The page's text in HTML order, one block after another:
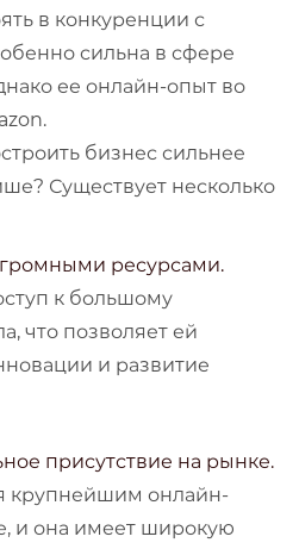
в конкуренции с
сильна в сфере
ее онлайн-опыт во
бизнес сильнее
Существует несколько
ресурсами.
к большому
что позволяет ей
и развитие
присутствие на рынке.
крупнейшим онлайн-
и она имеет широкую